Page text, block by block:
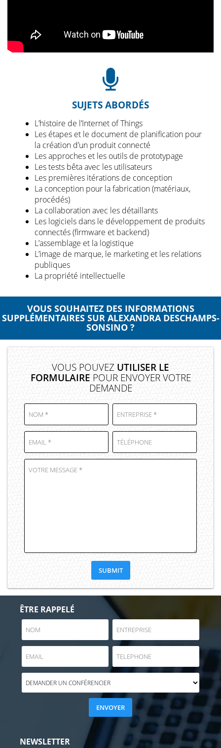
SUJETS ABORDÉS
L’histoire de l’Internet of Things
Les étapes et le document de planification pour
la création d’un produit connecté
Les approches et les outils de prototypage
Les tests bêta avec les utilisateurs
Les premières itérations de conception
La conception pour la fabrication (matériaux,
procédés)
La collaboration avec les détaillants
Les logiciels dans le développement de produits
connectés (firmware et backend)
L’assemblage et la logistique
L’image de marque, le marketing et les relations
publiques
La propriété intellectuelle
VOUS SOUHAITEZ DES INFORMATIONS
SUPPLÉMENTAIRES SUR ALEXANDRA DESCHAMPS-
SONSINO ?
VOUS POUVEZ UTILISER LE
FORMULAIRE POUR ENVOYER VOTRE
DEMANDE
ÊTRE RAPPELÉ
NEWSLETTER